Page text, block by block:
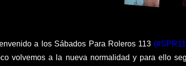
a los Sábados Para Roleros 113
volvemos a la nueva normalidad y para ello